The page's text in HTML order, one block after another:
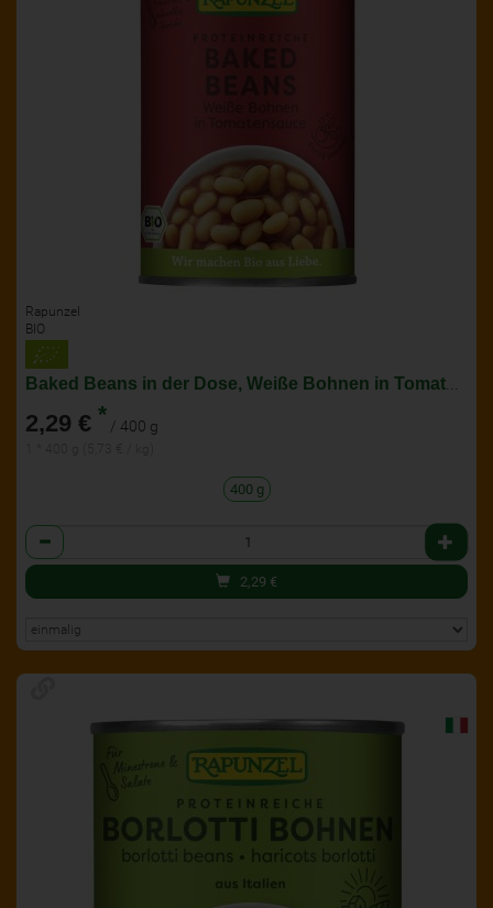
Rapunzel
BIO
2,29 € * / 400 g
400 g
Anzahl
2,29 €